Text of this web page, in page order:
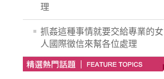
理
抓姦這種事情就要交給專業的女
人國際徵信來幫各位處理